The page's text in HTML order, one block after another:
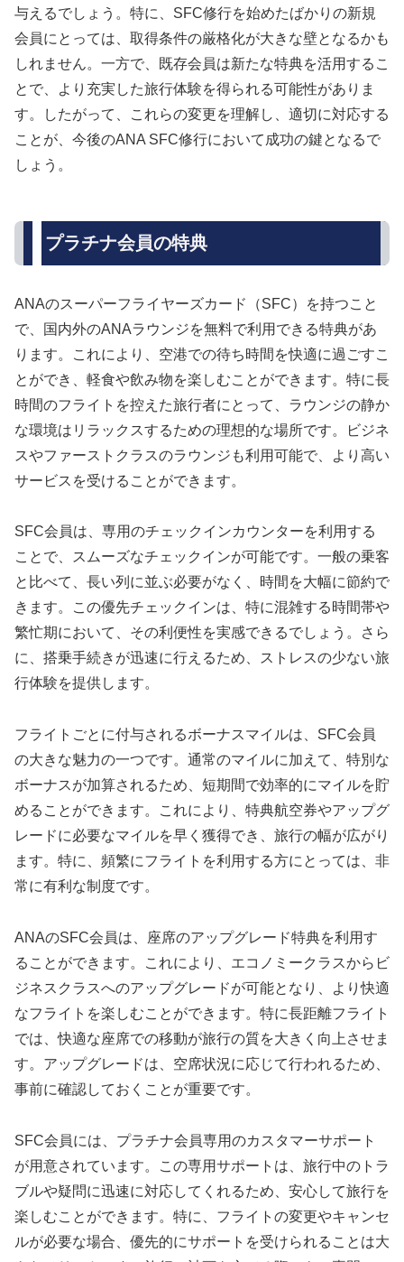
与えるでしょう。特に、SFC修行を始めたばかりの新規
会員にとっては、取得条件の厳格化が大きな壁となるかも
しれません。一方で、既存会員は新たな特典を活用するこ
とで、より充実した旅行体験を得られる可能性がありま
す。したがって、これらの変更を理解し、適切に対応する
ことが、今後のANA SFC修行において成功の鍵となるで
しょう。
プラチナ会員の特典
ANAのスーパーフライヤーズカード（SFC）を持つこと
で、国内外のANAラウンジを無料で利用できる特典があ
ります。これにより、空港での待ち時間を快適に過ごすこ
とができ、軽食や飲み物を楽しむことができます。特に長
時間のフライトを控えた旅行者にとって、ラウンジの静か
な環境はリラックスするための理想的な場所です。ビジネ
スやファーストクラスのラウンジも利用可能で、より高い
サービスを受けることができます。
SFC会員は、専用のチェックインカウンターを利用する
ことで、スムーズなチェックインが可能です。一般の乗客
と比べて、長い列に並ぶ必要がなく、時間を大幅に節約で
きます。この優先チェックインは、特に混雑する時間帯や
繁忙期において、その利便性を実感できるでしょう。さら
に、搭乗手続きが迅速に行えるため、ストレスの少ない旅
行体験を提供します。
フライトごとに付与されるボーナスマイルは、SFC会員
の大きな魅力の一つです。通常のマイルに加えて、特別な
ボーナスが加算されるため、短期間で効率的にマイルを貯
めることができます。これにより、特典航空券やアップグ
レードに必要なマイルを早く獲得でき、旅行の幅が広がり
ます。特に、頻繁にフライトを利用する方にとっては、非
常に有利な制度です。
ANAのSFC会員は、座席のアップグレード特典を利用す
ることができます。これにより、エコノミークラスからビ
ジネスクラスへのアップグレードが可能となり、より快適
なフライトを楽しむことができます。特に長距離フライト
では、快適な座席での移動が旅行の質を大きく向上させま
す。アップグレードは、空席状況に応じて行われるため、
事前に確認しておくことが重要です。
SFC会員には、プラチナ会員専用のカスタマーサポート
が用意されています。この専用サポートは、旅行中のトラ
ブルや疑問に迅速に対応してくれるため、安心して旅行を
楽しむことができます。特に、フライトの変更やキャンセ
ルが必要な場合、優先的にサポートを受けられることは大